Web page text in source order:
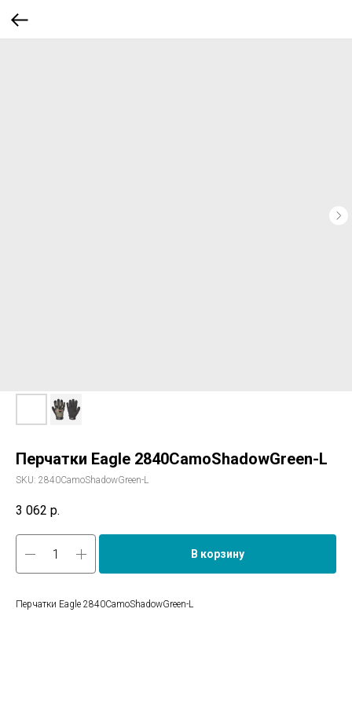
Перчатки Eagle 2840CamoShadowGreen-L
SKU: 2840CamoShadowGreen-L
3 062 р.
В корзину
Перчатки Eagle 2840CamoShadowGreen-L